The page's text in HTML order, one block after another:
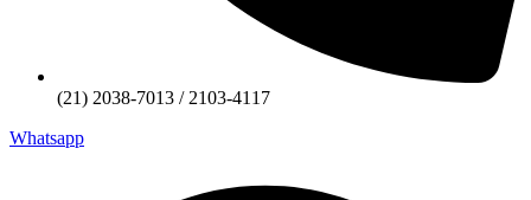
(21) 2038-7013 / 2103-4117
Whatsapp